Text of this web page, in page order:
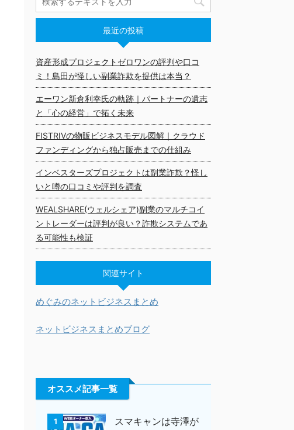
最近の投稿
資産形成プロジェクトゼロワンの評判や口コ
ミ！島田が怪しい副業詐欺を提供は本当？
エーワン新倉利幸氏の軌跡｜パートナーの遺志
と「心の経営」で拓く未来
FISTRIVの物販ビジネスモデル図解｜クラウド
ファンディングから独占販売までの仕組み
インベスターズプロジェクトは副業詐欺？怪し
いと噂の口コミや評判を調査
WEALSHARE(ウェルシェア)副業のマルチコイ
ントレーダーは評判が良い？詐欺システムであ
る可能性も検証
関連サイト
めぐみのネットビジネスまとめ
ネットビジネスまとめブログ
オススメ記事一覧
1
スマキャンは寺澤が